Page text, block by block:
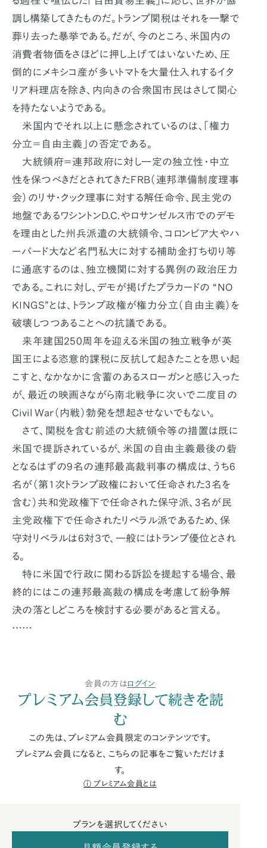
調し構築してきたものだ。トランプ関税はそれを一撃で
葬り去った暴挙である。だが、今のところ、米国内の
消費者物価をさほどに押し上げてはいないため、圧
倒的にメキシコ産が多いトマトを大量仕入れするイタ
リア料理店を除き、内向きの合衆国市民はさして関心
を持たないようである。
米国内でそれ以上に懸念されているのは、「権力
分立＝自由主義」の否定である。
大統領府＝連邦政府に対し一定の独立性・中立
性を保つべきだとされてきたFRB（連邦準備制度理事
会）のリサ・クック理事に対する解任命令、民主党の
地盤であるワシントンD.C.やロサンゼルス市でのデモ
を理由とした州兵派遣の大統領令、コロンビア大やハ
ーバード大など名門私大に対する補助金打ち切り等
に通底するのは、独立機関に対する異例の政治圧力
である。これに対し、デモが掲げたプラカードの “NO
KINGS”とは、トランプ政権が権力分立（自由主義）を
破壊しつつあることへの抗議である。
来年建国250周年を迎える米国の独立戦争が英
国王による恣意的課税に反抗して起きたことを思い起
こすと、なかなかに含蓄のあるスローガンと感じ入った
が、最近の映画さながら南北戦争に次いで二度目の
Civil War（内戦）勃発を想起させないでもない。
さて、関税を含む前述の大統領令等の措置は既に
米国で提訴されているが、米国の自由主義最後の砦
となるはずの9名の連邦最高裁判事の構成は、うち6
名が（第1次トランプ政権において任命された3名を
含む）共和党政権下で任命された保守派、3名が民
主党政権下で任命されたリベラル派であるため、保
守対リベラルは6対３で、一般にはトランプ優位とされ
る。
特に米国で行政に関わる訴訟を提起する場合、最
終的にはこの連邦最高裁の構成を考慮して紛争解
決の落としどころを検討する必要があると言える。
……
会員の方はログイン
プレミアム会員登録して続きを読
む
この先は、プレミアム会員限定のコンテンツです。
プレミアム会員になると、こちらの記事をご覧いただけま
す。
プレミアム会員とは
プランを選択してください